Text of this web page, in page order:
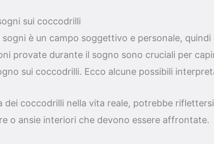
sui coccodrilli
è un campo soggettivo e personale, quindi
provate durante il sogno sono cruciali per
sui coccodrilli. Ecco alcune possibili
dei coccodrilli nella vita reale, potrebbe
o ansie interiori che devono essere affrontate.